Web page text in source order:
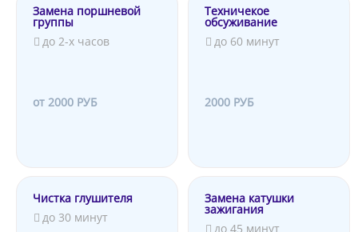
Замена поршневой
группы
до 2-х часов
от 2000 РУБ
Техничекое
обсуживание
до 60 минут
2000 РУБ
Чистка глушителя
до 30 минут
Замена катушки
зажигания
до 45 минут